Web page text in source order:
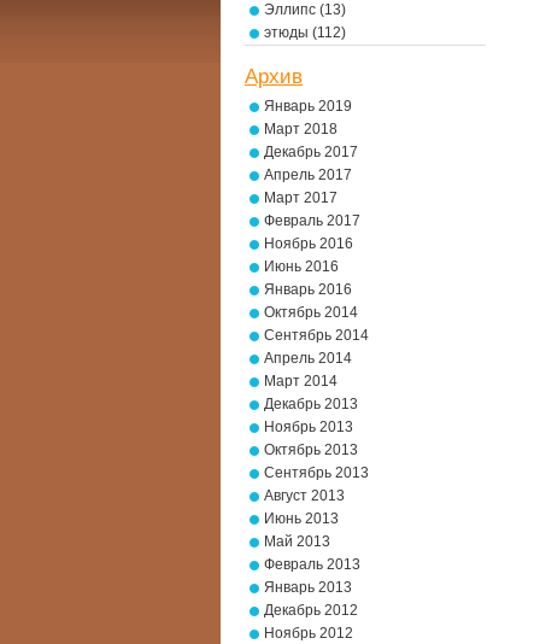
Эллипс (13)
этюды (112)
Архив
Январь 2019
Март 2018
Декабрь 2017
Апрель 2017
Март 2017
Февраль 2017
Ноябрь 2016
Июнь 2016
Январь 2016
Октябрь 2014
Сентябрь 2014
Апрель 2014
Март 2014
Декабрь 2013
Ноябрь 2013
Октябрь 2013
Сентябрь 2013
Август 2013
Июнь 2013
Май 2013
Февраль 2013
Январь 2013
Декабрь 2012
Ноябрь 2012